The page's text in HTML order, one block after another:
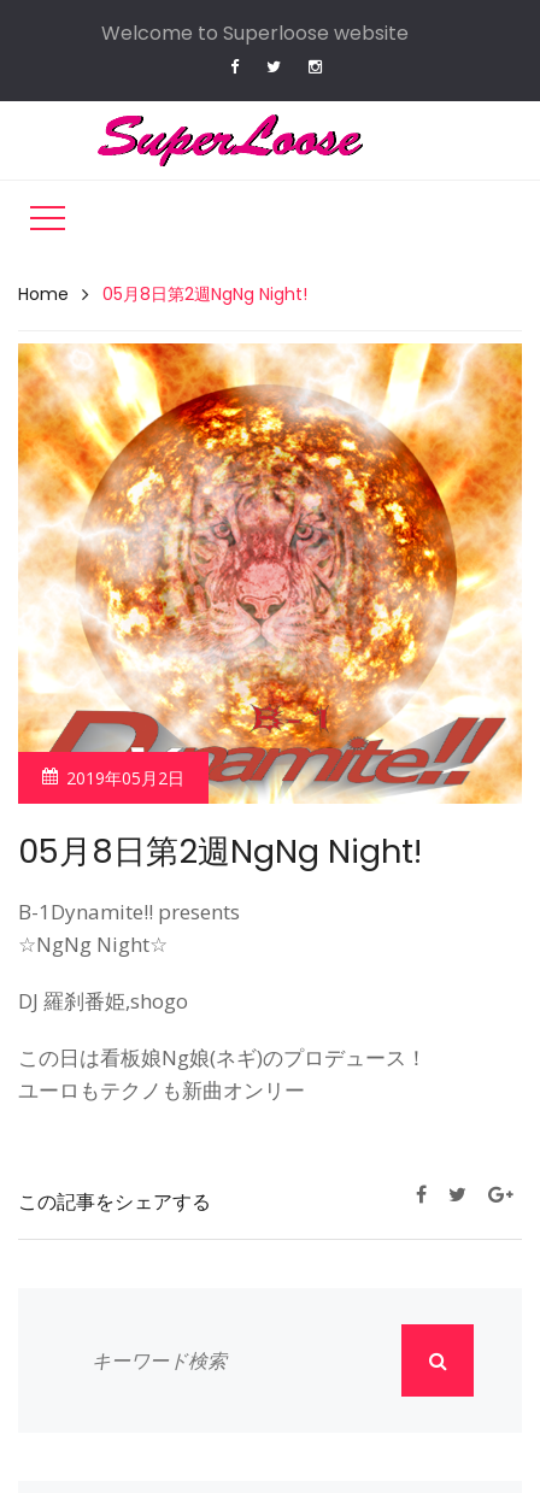
Welcome to Superloose website
Home 05月8日第2週NgNg Night!
2019年05月2日
05月8日第2週NgNg Night!
B-1Dynamite!! presents
☆NgNg Night☆
DJ 羅刹番姫,shogo
この日は看板娘Ng娘(ネギ)のプロデュース！
ユーロもテクノも新曲オンリー
この記事をシェアする